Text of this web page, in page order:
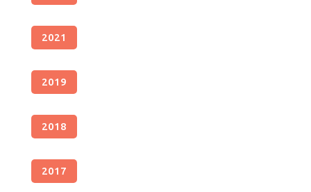
2021
2019
2018
2017